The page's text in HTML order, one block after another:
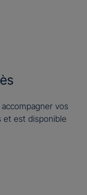
vos
et est disponible